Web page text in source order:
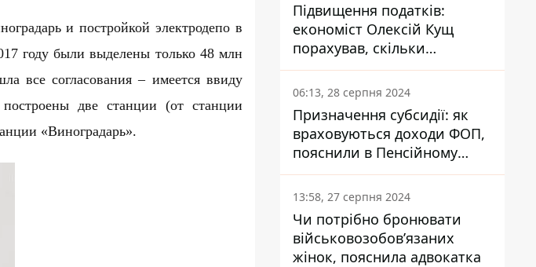
и постройкой электродепо в
году были выделены только 48 млн
все согласования – имеется ввиду
две станции (от станции
«Виноградарь».
Підвищення податків:
економіст Олексій Кущ
порахував, скільки
заплатить кожен українець
06:13, 28 серпня 2024
Призначення субсидії: як
враховуються доходи ФОП,
пояснили в Пенсійному
фонді
13:58, 27 серпня 2024
Чи потрібно бронювати
військовозобов’язаних
жінок, пояснила адвокатка